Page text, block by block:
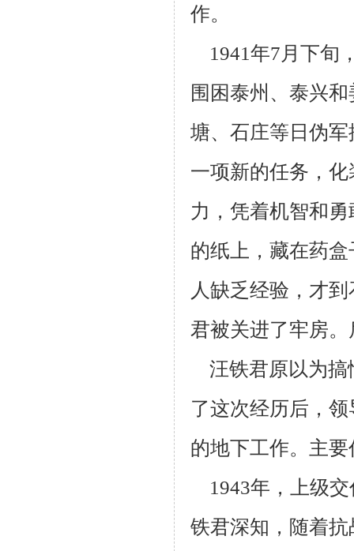
作。
1941年7月下旬
围困泰州、泰兴
塘、石庄等日伪
一项新的任务， 化
力， 凭着机智和
的纸上，藏在药
人缺乏经验，才
君被关进了牢房。
汪铁君原以为搞
了这次经历后，
的地下工作。主要
1943年，上级交
铁君深知，随着